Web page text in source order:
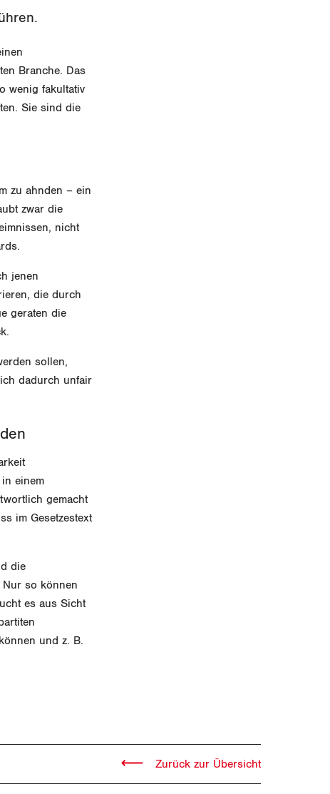
Branche. Das
wenig fakultativ
Sie sind die
zu ahnden – ein
zwar die
nicht
jenen
die durch
geraten die
sollen,
dadurch unfair
einem
gemacht
im Gesetzestext
die
Nur so können
es aus Sicht
und z. B.
Zurück zur Übersicht